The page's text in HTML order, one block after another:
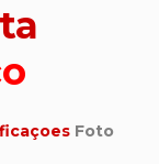
Foto